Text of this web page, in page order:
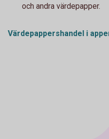
och andra värdepapper.
Värdepappershandel i